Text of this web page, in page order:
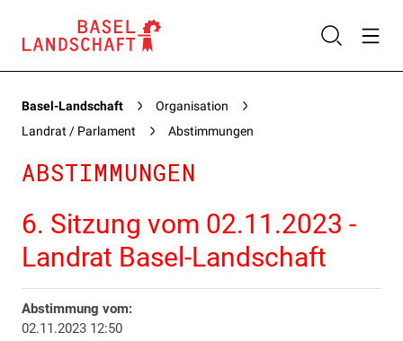
Basel-Landschaft
Organisation
Landrat / Parlament
Abstimmungen
ABSTIMMUNGEN